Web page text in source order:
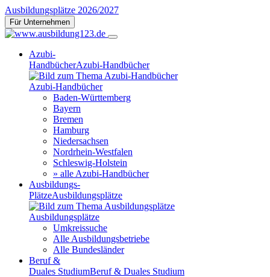
Ausbildungsplätze 2026/2027
Für Unternehmen
Azubi-
HandbücherAzubi-Handbücher
Azubi-Handbücher
Baden-Württemberg
Bayern
Bremen
Hamburg
Niedersachsen
Nordrhein-Westfalen
Schleswig-Holstein
» alle Azubi-Handbücher
Ausbildungs-
PlätzeAusbildungsplätze
Ausbildungsplätze
Umkreissuche
Alle Ausbildungsbetriebe
Alle Bundesländer
Beruf &
Duales StudiumBeruf & Duales Studium